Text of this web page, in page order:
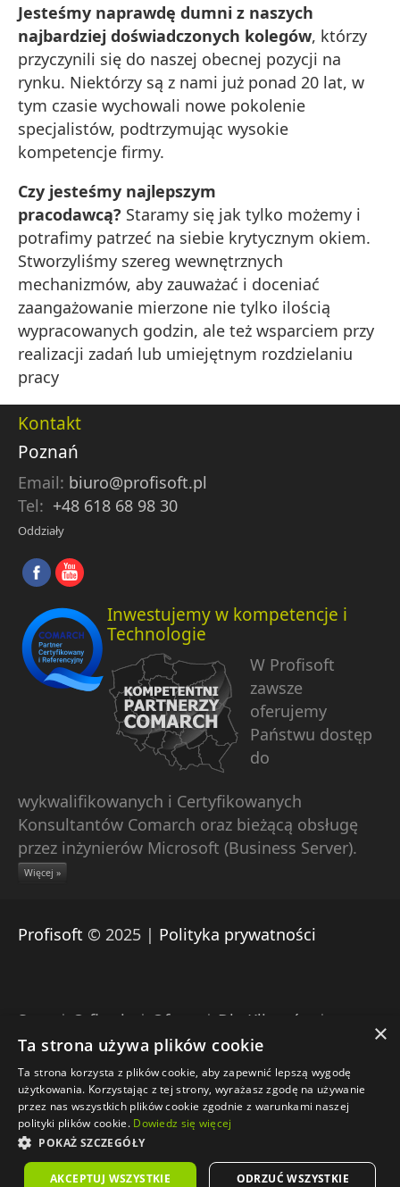
Jesteśmy naprawdę dumni z naszych
najbardziej doświadczonych kolegów, którzy
przyczynili się do naszej obecnej pozycji na
rynku. Niektórzy są z nami już ponad 20 lat, w
tym czasie wychowali nowe pokolenie
specjalistów, podtrzymując wysokie
kompetencje firmy.
Czy jesteśmy najlepszym
pracodawcą? Staramy się jak tylko możemy i
potrafimy patrzeć na siebie krytycznym okiem.
Stworzyliśmy szereg wewnętrznych
mechanizmów, aby zauważać i doceniać
zaangażowanie mierzone nie tylko ilością
wypracowanych godzin, ale też wsparciem przy
realizacji zadań lub umiejętnym rozdzielaniu
pracy
Kontakt
Poznań
Email: biuro@profisoft.pl
Tel: +48 618 68 98 30
Oddziały
Inwestujemy w kompetencje i
Technologie
W Profisoft
zawsze
oferujemy
Państwu dostęp
do
wykwalifikowanych i Certyfikowanych
Konsultantów Comarch oraz bieżącą obsługę
przez inżynierów Microsoft (Business Server).
Więcej »
Profisoft © 2025 | Polityka prywatności
Start | O firmie | Oferta | Dla Klientów
|
Pomoc zdalna Comarch|Download
Engine: Umbraco | Projekt: Profisoft |
Wdrożenie: Profisoft
×
Ta strona używa plików cookie
Ta strona korzysta z plików cookie, aby zapewnić lepszą wygodę
użytkowania. Korzystając z tej strony, wyrażasz zgodę na używanie
przez nas wszystkich plików cookie zgodnie z warunkami naszej
polityki plików cookie. Dowiedz się więcej
POKAŻ SZCZEGÓŁY
AKCEPTUJ WSZYSTKIE ODRZUĆ WSZYSTKIE